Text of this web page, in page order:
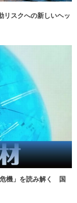
リスクへの新しいヘッ
危機」を読み解く 国